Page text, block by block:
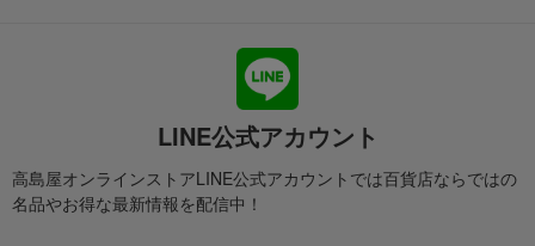
LINE公式アカウント
高島屋オンラインストアLINE公式アカウントでは百貨店ならではの
名品やお得な最新情報を配信中！